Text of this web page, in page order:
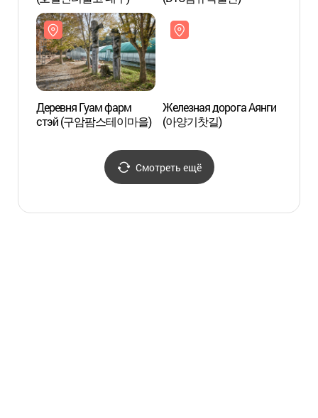
Деревня Гуам фарм
стэй (구암팜스테이마을)
Железная дорога Аянги
(아양기찻길)
Смотреть ещё